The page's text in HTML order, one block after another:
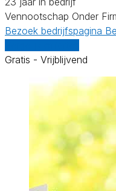
Vennootschap Onder
Bezoek bedrijfspagina
Gratis - Vrijblijvend